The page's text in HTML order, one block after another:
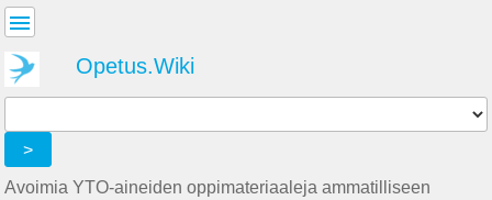
Opetus.Wiki
>
Avoimia YTO-aineiden oppimateriaaleja ammatilliseen